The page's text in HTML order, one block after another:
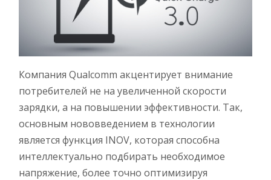
Компания Qualcomm акцентирует внимание
потребителей не на увеличенной скорости
зарядки, а на повышении эффективности. Так,
основным нововведением в технологии
является функция INOV, которая способна
интеллектуально подбирать необходимое
напряжение, более точно оптимизируя